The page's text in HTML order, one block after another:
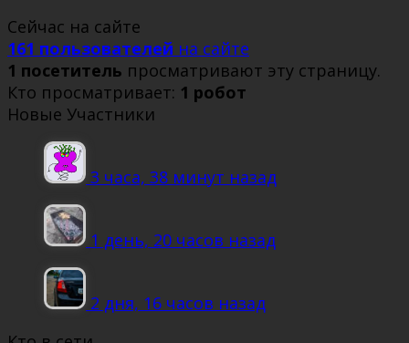
Сейчас на сайте
161 пользователей на сайте
1 посетитель просматривают эту страницу.
Кто просматривает: 1 робот
Новые Участники
3 часа, 38 минут назад
1 день, 20 часов назад
2 дня, 16 часов назад